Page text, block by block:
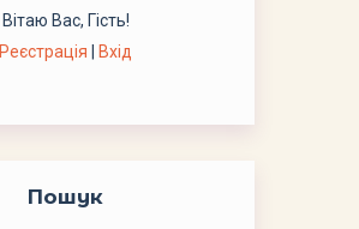
Вітаю Вас, Гість!
Реєстрація
Вхід
Пошук